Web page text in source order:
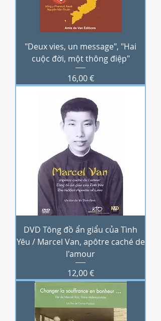
"Deux vies, un message", "Hai
cuộc đời, một thông điệp"
Prix
16,00 €
DVD Tông đồ ẩn giẩu của Tình
Yêu / Marcel Van, apôtre caché de
l'amour
Prix
12,00 €